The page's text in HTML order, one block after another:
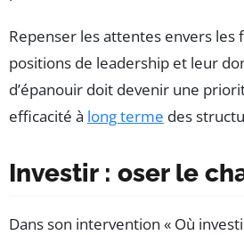
Repenser les attentes envers les
positions de leadership et leur
d’épanouir doit devenir une
efficacité à long terme des
Investir : oser le
Dans son intervention « Où